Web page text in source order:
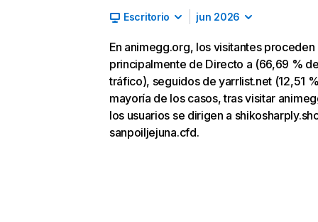
Escritorio jun 2026
En animegg.org, los visitantes proceden
principalmente de Directo a (66,69 %
tráfico), seguidos de yarrlist.net (12,51
mayoría de los casos, tras visitar
los usuarios se dirigen a
sanpoiljejuna.cfd.